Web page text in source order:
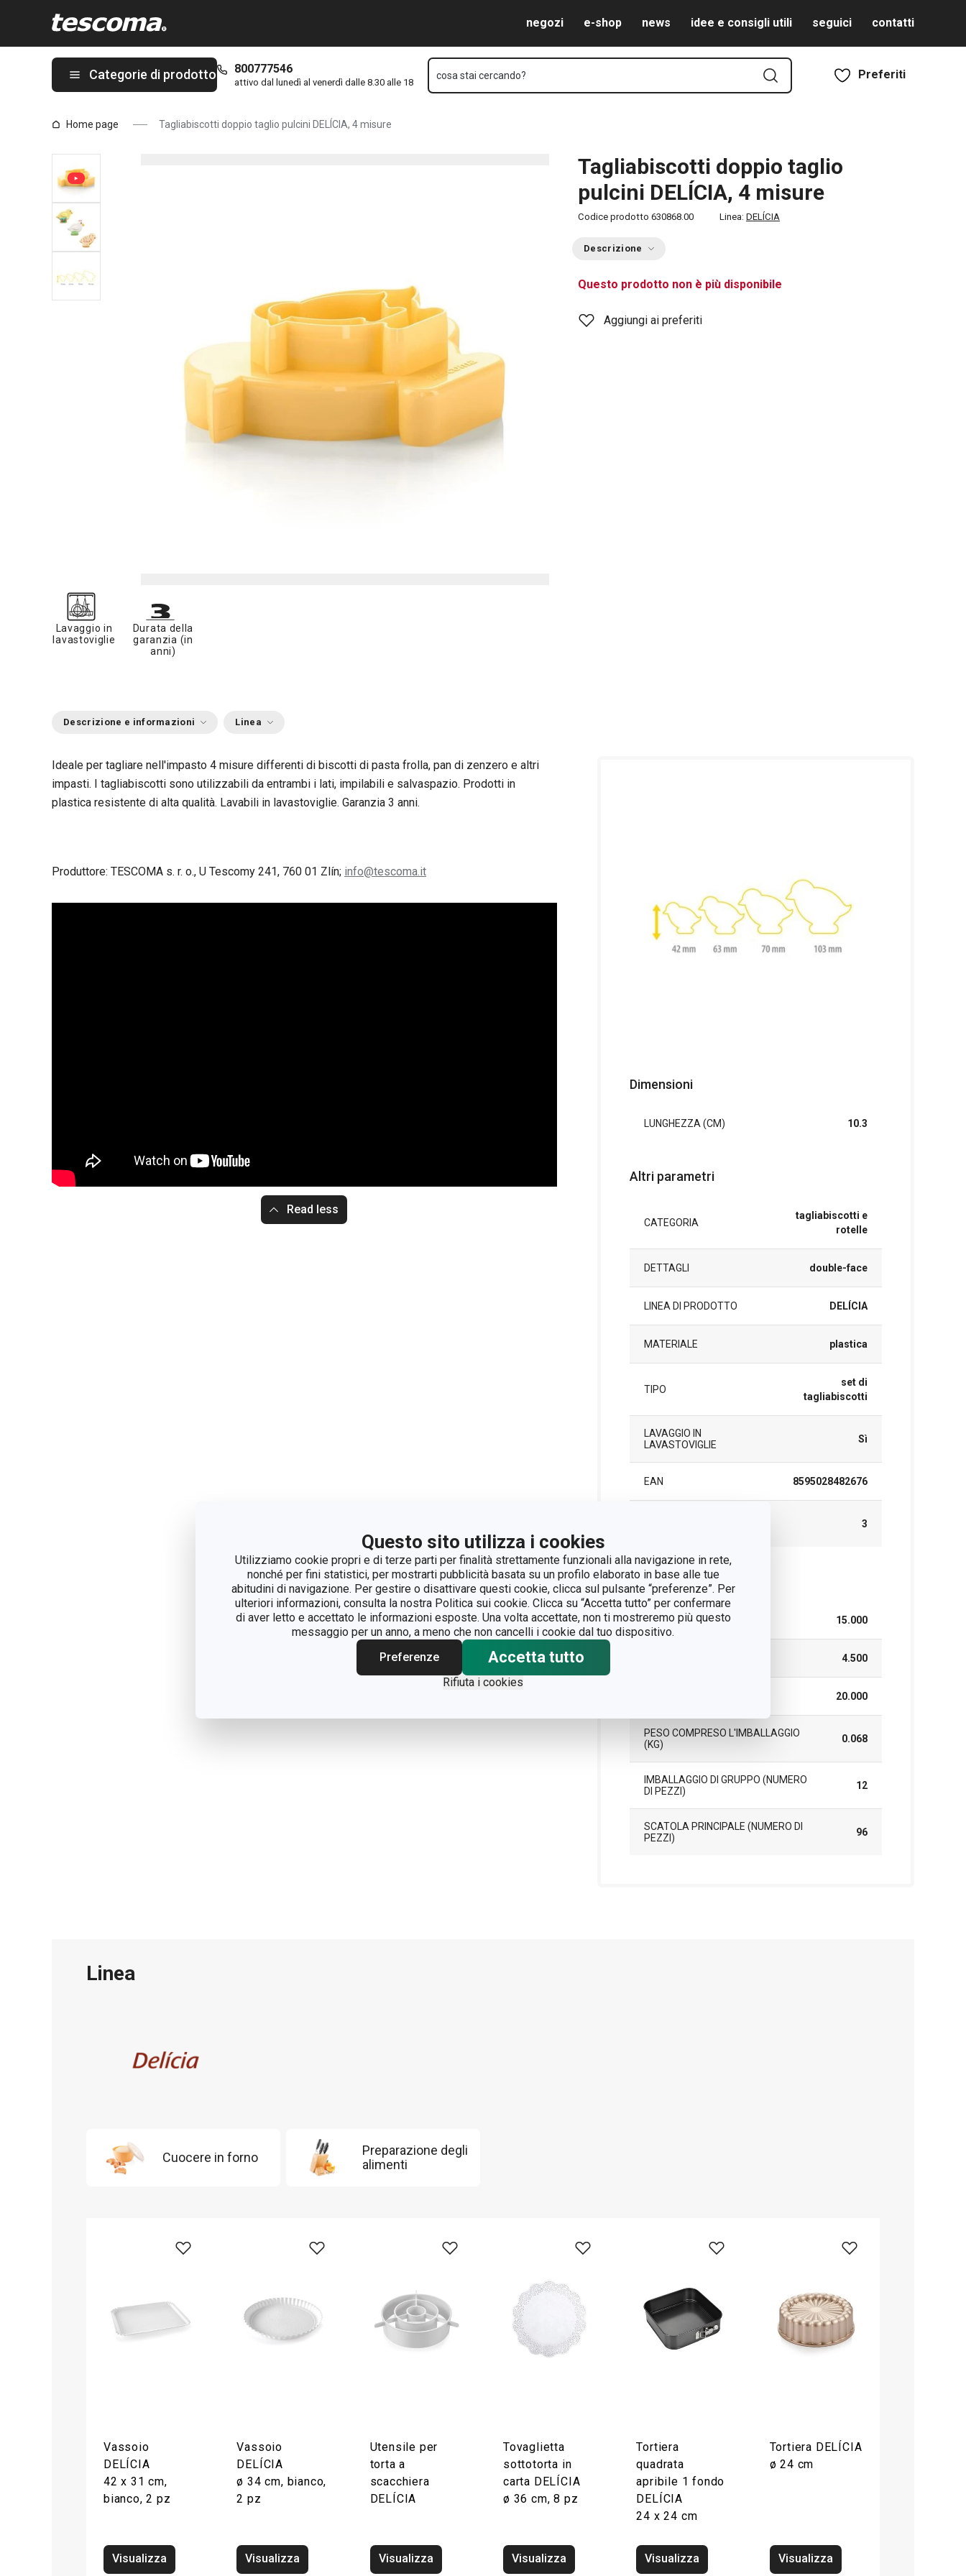
Questo sito utilizza i cookies
Utilizziamo cookie propri e di terze parti per finalità strettamente funzionali alla navigazione in rete,
nonché per fini statistici, per mostrarti pubblicità basata su un profilo elaborato in base alle tue
abitudini di navigazione. Per gestire o disattivare questi cookie, clicca sul pulsante “preferenze”. Per
ulteriori informazioni, consulta la nostra Politica sui cookie. Clicca su “Accetta tutto” per confermare
di aver letto e accettato le informazioni esposte. Una volta accettate, non ti mostreremo più questo
messaggio per un anno, a meno che non cancelli i cookie dal tuo dispositivo.
Preferenze
Accetta tutto
Rifiuta i cookies
negozi e-shop news idee e consigli utili seguici contatti
Categorie di prodotto 800777546
attivo dal lunedì al venerdì dalle 8.30 alle 18
cosa stai cercando? Preferiti
Home page Tagliabiscotti doppio taglio pulcini DELÍCIA, 4 misure
Tagliabiscotti doppio taglio
pulcini DELÍCIA, 4 misure
Codice prodotto 630868.00 Linea: DELÍCIA
Descrizione
Questo prodotto non è più disponibile
Aggiungi ai preferiti
Lavaggio in
lavastoviglie
Durata della
garanzia (in
anni)
Descrizione e informazioni Linea
Ideale per tagliare nell'impasto 4 misure differenti di biscotti di pasta frolla, pan di zenzero e altri
impasti. I tagliabiscotti sono utilizzabili da entrambi i lati, impilabili e salvaspazio. Prodotti in
plastica resistente di alta qualità. Lavabili in lavastoviglie. Garanzia 3 anni.
Produttore: TESCOMA s. r. o., U Tescomy 241, 760 01 Zlín; info@tescoma.it
Read less
Dimensioni
LUNGHEZZA (CM) 10.3
Altri parametri
CATEGORIA
tagliabiscotti e
rotelle
DETTAGLI double-face
LINEA DI PRODOTTO DELÍCIA
MATERIALE plastica
TIPO
set di
tagliabiscotti
LAVAGGIO IN
LAVASTOVIGLIE
Sì
EAN 8595028482676
3
Pacchetto
LARGHEZZA (CM) 15.000
4.500
20.000
PESO COMPRESO L'IMBALLAGGIO
(KG)
0.068
IMBALLAGGIO DI GRUPPO (NUMERO
DI PEZZI)
12
SCATOLA PRINCIPALE (NUMERO DI
PEZZI)
96
Linea
Cuocere in forno
Preparazione degli
alimenti
Vassoio
DELÍCIA
42 x 31 cm,
bianco, 2 pz
Visualizza
Vassoio
DELÍCIA
ø 34 cm, bianco,
2 pz
Visualizza
Utensile per
torta a
scacchiera
DELÍCIA
Visualizza
Tovaglietta
sottotorta in
carta DELÍCIA
ø 36 cm, 8 pz
Visualizza
Tortiera
quadrata
apribile 1 fondo
DELÍCIA
24 x 24 cm
Visualizza
Tortiera DELÍCIA
ø 24 cm
Visualizza